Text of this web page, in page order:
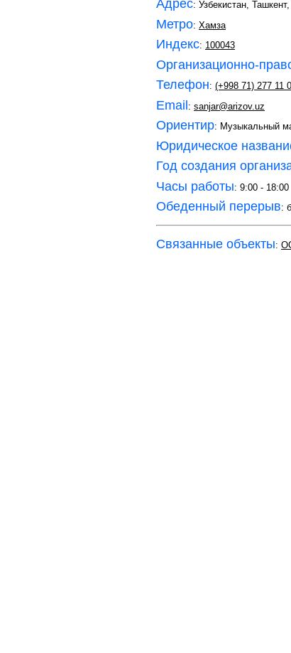
Адрес: Узбекистан, Ташкент,
Метро: Хамза
Индекс: 100043
Организационно-
Телефон: (+998 71) 277 11
Email: sanjar@arizov.uz
Ориентир: Музыкальный
Юридическое
Год создания
Часы работы: 9:00 - 18:00
Обеденный перерыв:
Связанные объекты: